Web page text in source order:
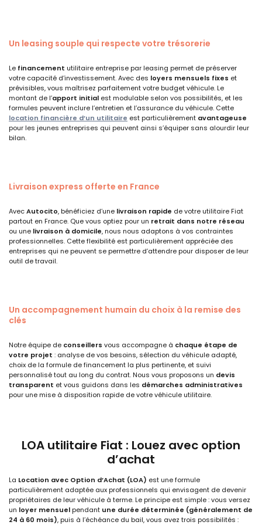
Un leasing souple qui respecte votre trésorerie
Le financement utilitaire entreprise par leasing permet de préserver
votre capacité d’investissement. Avec des loyers mensuels fixes et
prévisibles, vous maîtrisez parfaitement votre budget véhicule. Le
montant de l’apport initial est modulable selon vos possibilités, et les
formules peuvent inclure l’entretien et l’assurance du véhicule. Cette
location financière d’un utilitaire est particulièrement avantageuse
pour les jeunes entreprises qui peuvent ainsi s’équiper sans alourdir leur
bilan.
Livraison express offerte en France
AvecAutocito, bénéficiez d’une livraison rapide de votre utilitaire Fiat
partout en France. Que vous optiez pour un retrait dans notre réseau
ou une livraison à domicile, nous nous adaptons à vos contraintes
professionnelles. Cette flexibilité est particulièrement appréciée des
entreprises qui ne peuvent se permettre d’attendre pour disposer de leur
outil de travail.
Un accompagnement humain du choix à la remise des
clés
Notre équipe de conseillers vous accompagne à chaque étape de
votre projet : analyse de vos besoins, sélection du véhicule adapté,
choix de la formule de financement la plus pertinente, et suivi
personnalisé tout au long du contrat. Nous vous proposons un devis
transparent et vous guidons dans les démarches administratives
pour une mise à disposition rapide de votre véhicule utilitaire.
LOA utilitaire Fiat : Louez avec option
d’achat
La Location avec Option d’Achat (LOA) est une formule
particulièrement adaptée aux professionnels qui envisagent de devenir
propriétaires de leur véhicule à terme. Le principe est simple : vous versez
un loyer mensuel pendant une durée déterminée (généralement de
24 à 60 mois), puis à l’échéance du bail, vous avez trois possibilités :